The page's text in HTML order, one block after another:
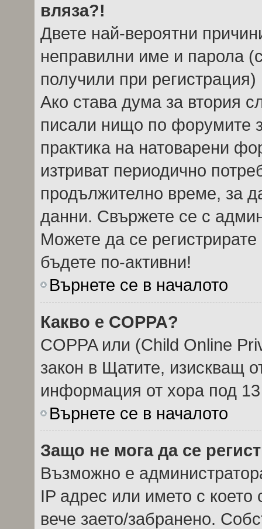
вляза?!
Двете най-вероятни
неправилни име и парола
получили при
Ако става дума за втория
писали нищо по форумите
практика на натоварени
изтриват периодично
продължително време, за
данни. Свържете се с
Можете да се
бъдете по-активни!
Върнете се в началото
Какво е COPPA?
COPPA или (Child Online
закон в Щатите, изискващ
информация от хора под
Върнете се в началото
Защо не мога да се
Възможно е
IP адрес или името с което
вече заето/забранено.